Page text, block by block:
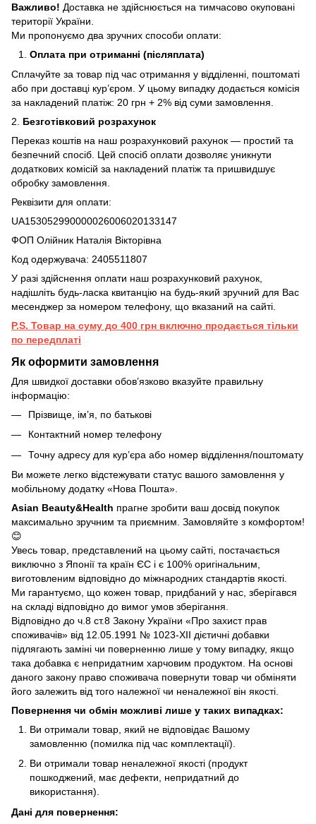
Важливо! Доставка не здійснюється на тимчасово окуповані
території України.
Ми пропонуємо два зручних способи оплати:
Оплата при отриманні (післяплата)
Сплачуйте за товар під час отримання у відділенні, поштоматі
або при доставці кур’єром. У цьому випадку додається комісія
за накладений платіж: 20 грн + 2% від суми замовлення.
2. Безготівковий розрахунок
Переказ коштів на наш розрахунковий рахунок — простий та
безпечний спосіб. Цей спосіб оплати дозволяє уникнути
додаткових комісій за накладений платіж та пришвидшує
обробку замовлення.
Реквізити для оплати:
UA153052990000026006020133147
ФОП Олійник Наталія Вікторівна
Код одержувача: 2405511807
У разі здійснення оплати наш розрахунковий рахунок,
надішліть будь-ласка квитанцію на будь-який зручний для Вас
месенджер за номером телефону, що вказаний на сайті.
P.S. Товар на суму до 400 грн включно продається тільки
по передплаті
Як оформити замовлення
Для швидкої доставки обов’язково вказуйте правильну
інформацію:
Прізвище, ім’я, по батькові
Контактний номер телефону
Точну адресу для кур’єра або номер відділення/поштомату
Ви можете легко відстежувати статус вашого замовлення у
мобільному додатку «Нова Пошта».
Asian Beauty&Health прагне зробити ваш досвід покупок
максимально зручним та приємним. Замовляйте з комфортом!
😊
Увесь товар, представлений на цьому сайті, постачається
виключно з Японії та країн ЄС і є 100% оригінальним,
виготовленим відповідно до міжнародних стандартів якості.
Ми гарантуємо, що кожен товар, придбаний у нас, зберігався
на складі відповідно до вимог умов зберігання.
Відповідно до ч.8 ст.8 Закону України «Про захист прав
споживачів» від 12.05.1991 № 1023-ХІІ дієтичні добавки
підлягають заміні чи поверненню лише у тому випадку, якщо
така добавка є непридатним харчовим продуктом. На основі
даного закону право споживача повернути товар чи обміняти
його залежить від того належної чи неналежної він якості.
Повернення чи обмін можливі лише у таких випадках:
Ви отримали товар, який не відповідає Вашому
замовленню (помилка під час комплектації).
Ви отримали товар неналежної якості (продукт
пошкоджений, має дефекти, непридатний до
використання).
Дані для повернення: